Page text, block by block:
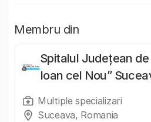
Membru din
Spitalul Județean
Ioan cel Nou”
Multiple specializari
Suceava, Romania